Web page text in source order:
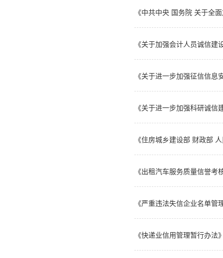
《中共中央 国务院 关于全
《关于加强会计人员诚信建
《关于进一步加强征信信息
《关于进一步加强科研诚
《住房城乡建设部 财政部
《出租汽车服务质量信誉考
《严重违法失信企业名单管
《快递业信用管理暂行办法